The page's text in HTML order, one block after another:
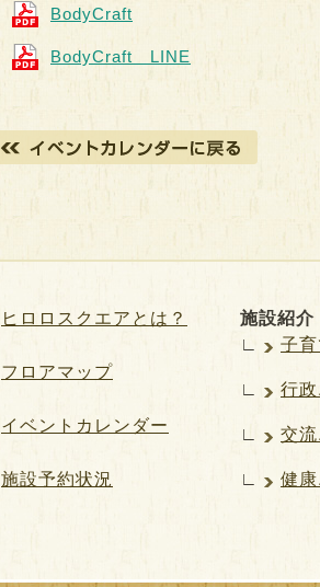
BodyCraft
BodyCraft LINE
ヒロロスクエアとは？
フロアマップ
イベントカレンダー
施設予約状況
施設紹介
∟
子
∟ 行
∟ 交
∟ 健